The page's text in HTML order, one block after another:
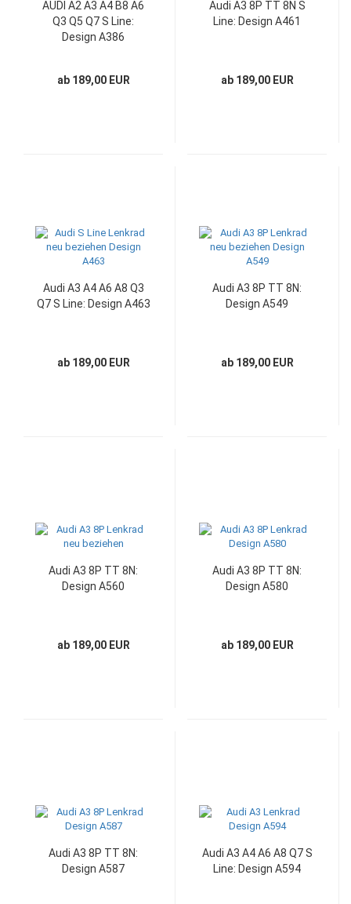
AUDI A2 A3 A4 B8 A6
Q3 Q5 Q7 S Line:
Design A386
ab 189,00 EUR
Audi A3 8P TT 8N S
Line: Design A461
ab 189,00 EUR
Audi A3 A4 A6 A8 Q3
Q7 S Line: Design A463
ab 189,00 EUR
Audi A3 8P TT 8N:
Design A549
ab 189,00 EUR
Audi A3 8P TT 8N:
Design A560
ab 189,00 EUR
Audi A3 8P TT 8N:
Design A580
ab 189,00 EUR
Audi A3 8P TT 8N:
Design A587
Audi A3 A4 A6 A8 Q7 S
Line: Design A594